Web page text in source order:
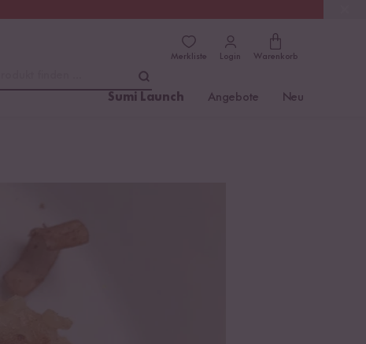
Merkliste Login Warenkorb
Sumi Launch Angebote Neu